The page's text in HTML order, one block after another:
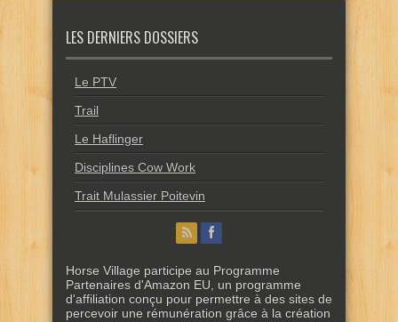
LES DERNIERS DOSSIERS
Le PTV
Trail
Le Haflinger
Disciplines Cow Work
Trait Mulassier Poitevin
Horse Village participe au Programme
Partenaires d'Amazon EU, un programme
d'affiliation conçu pour permettre à des sites de
percevoir une rémunération grâce à la création